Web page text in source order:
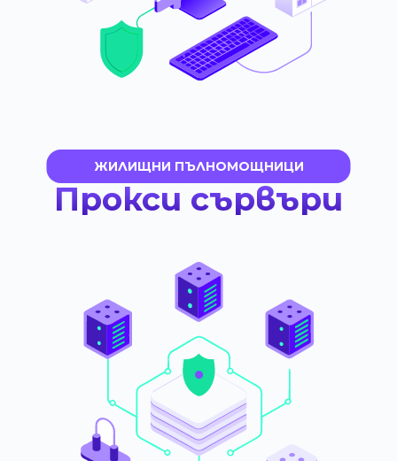
ЖИЛИЩНИ ПЪЛНОМОЩНИЦИ
Прокси сървъри